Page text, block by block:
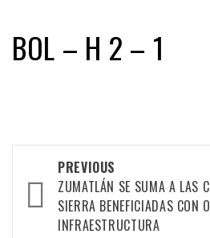
BOL – H 2 – 1
navigation
PREVIOUS
ZUMATLÁN SE SUMA A LAS
SIERRA BENEFICIADAS CON
INFRAESTRUCTURA